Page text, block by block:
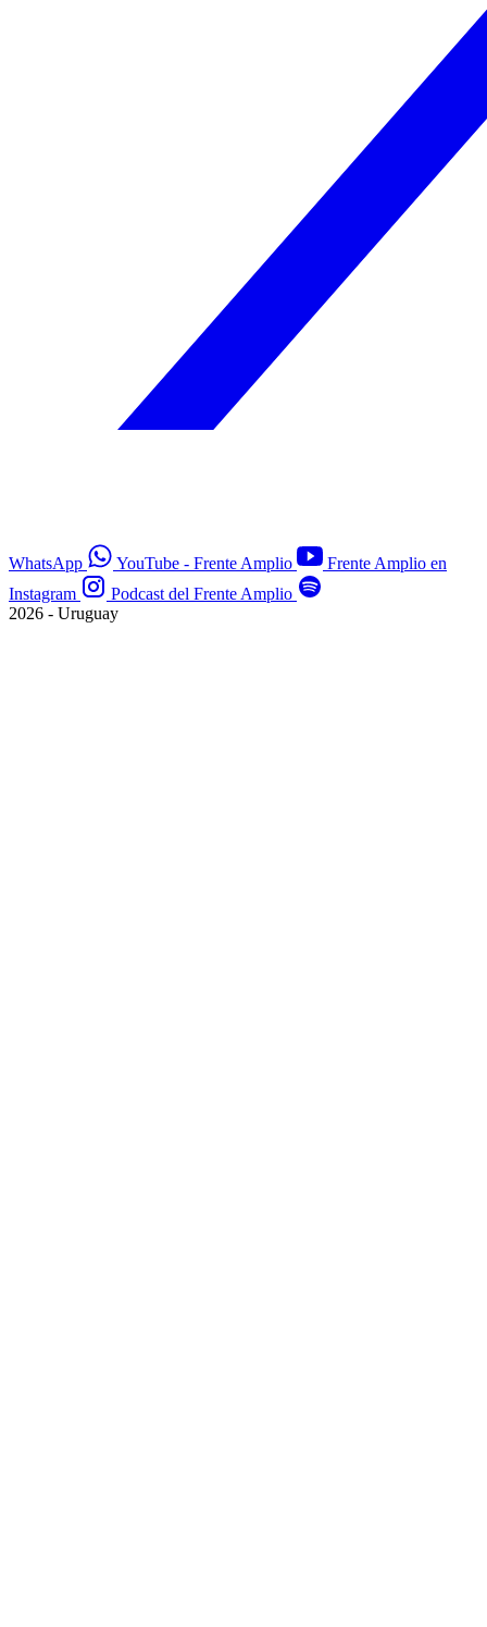
WhatsApp YouTube - Frente Amplio
Frente Amplio en
Instagram
Podcast del Frente Amplio
2026 - Uruguay